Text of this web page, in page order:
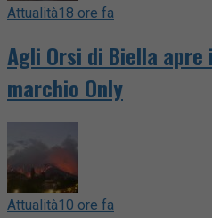
Attualità18 ore fa
Agli Orsi di Biella
marchio Only
Attualità10 ore fa